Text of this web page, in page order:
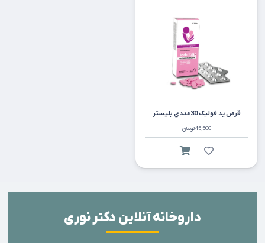
قرص يد فوليک 30عددي بليستر
45,500تومان
داروخانه آنلاین دکتر نوری